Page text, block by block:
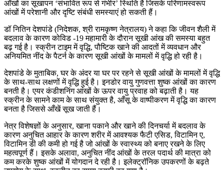
आँखों का सूखापन ‘संभावित रूप से गंभीर’ स्थिति है जिसके परिणामस्वरूप
आंखों में परेशानी और दृष्टि संबंधी समस्याएं हो सकती हैं।
डॉ नितिन देशपांडे (निदेशक, श्री रामकृष्ण नेत्रालय) ने कहा कि जीवन शैली में
बदलाव के कारण कोविड -19 महामारी के दौरान सूखी आंख की समस्या बहुत
बढ़ गई है। स्क्रीन टाइम में वृद्धि, पौष्टिक खाने की आदतों में व्यवधान और
अनियमित नींद के पैटर्न के कारण सूखी आंखों के मामलों में वृद्धि हो रही है।
देशपांडे के मुताबिक, घर के अंदर या घर पर रहने से सूखी आंखों के मामलों में वृद्धि
के साथ-साथ लक्षणों में वृद्धि हुई है। इनडोर वायु गुणवत्ता शुष्क आंखों का कारण
बनती है। एयर कंडीशनिंग आंखों के ऊपर वायु प्रवाह को बढ़ाती है। यह
स्क्रीन के सामने काम के साथ संयुक्त है, आँसू के वाष्पीकरण में वृद्धि का कारण
बनता है जिससे आँखें सूख जाती हैं।
नेत्र विशेषज्ञों के अनुसार, खाना पकाने और खाने की दिनचर्या में बदलाव के
कारण अनुचित आहार के कारण शरीर में आवश्यक फैटी एसिड, विटामिन ए,
विटामिन डी की कमी हो गई है जो आंखों के स्वास्थ्य को बनाए रखने के लिए
महत्वपूर्ण हैं। इसके अलावा, अनुचित नींद आंखों के तरल पदार्थ की मात्रा को
कम करके शुष्क आंखों में योगदान दे रही है। इलेक्ट्रॉनिक उपकरणों के बढ़ते